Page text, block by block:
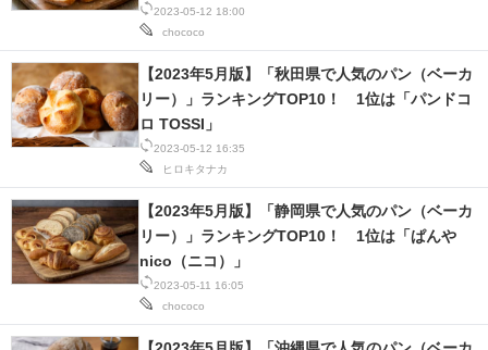
2023-05-12 18:00
chococo
2023-05-12 16:35
ヒロキタナカ
【2023年5月版】「秋田県で人気のパン（ベーカ
リー）」ランキングTOP10！ 1位は「パンドコ
ロ TOSSI」
2023-05-11 16:05
chococo
【2023年5月版】「静岡県で人気のパン（ベーカ
リー）」ランキングTOP10！ 1位は「ぱんや
nico（ニコ）」